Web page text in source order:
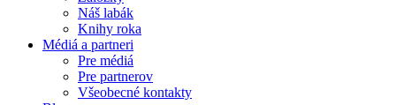
Náš labák
Knihy roka
Médiá a partneri
Pre médiá
Pre partnerov
Všeobecné kontakty